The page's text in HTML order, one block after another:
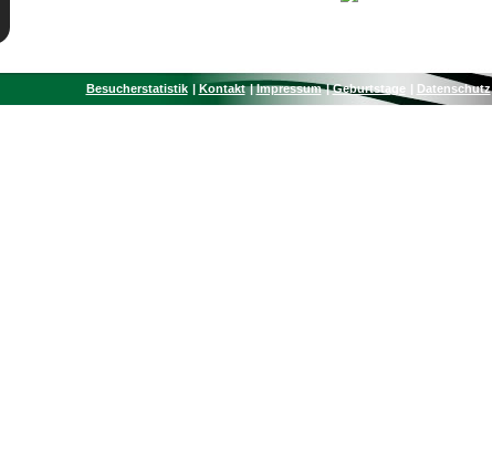
Besucherstatistik Kontakt Impressum Geburtstage Datenschutz